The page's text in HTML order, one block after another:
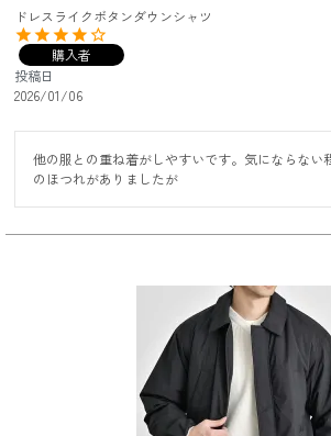
ドレスライクボタンダウンシャツ
購入者
投稿日
2026/01/06
他の服との重ね着がしやすいです。気にならない
のほつれがありましたが